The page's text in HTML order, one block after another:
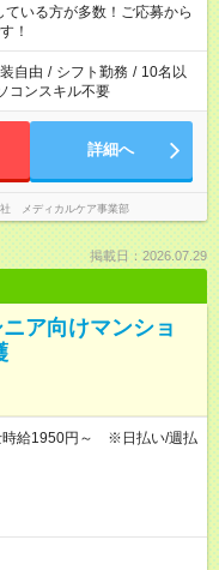
ど、ご希望を教えてくださ
合計で週40時間を超える
ている方が多数！ご応募から
！
自由 / シフト勤務 / 10名以
コンスキル不要
詳細へ
社 メディカルケア事業部
掲載日：2026.07.29
ア向けマンショ
給1950円～ ※日払い/週払